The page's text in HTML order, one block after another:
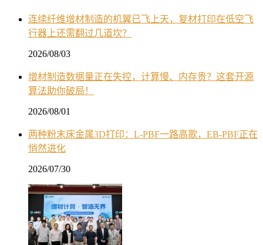
连续纤维增材制造的机翼已飞上天，复材打印在低空飞
行器上还需翻过几道坎？
2026/08/03
增材制造数据量正在失控，计算慢、内存贵？这套开源
算法助你破局！
2026/08/01
两种粉末床金属3D打印：L-PBF一路高歌，EB-PBF正在
悄然进化
2026/07/30